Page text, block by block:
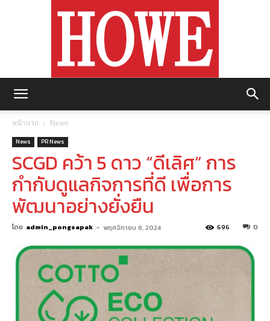
หน้าแรก News
News PR News
SCGD คว้า 5 ดาว “ดีเลิศ” การ
กำกับดูแลกิจการที่ดี เพื่อการ
พัฒนาอย่างยั่งยืน
โดย admin_pongsapak - พฤศจิกายน 8, 2024 0
696